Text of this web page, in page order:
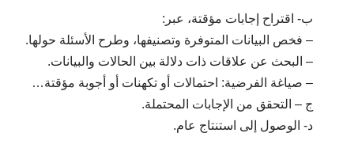
ب- اقتراح إجابات مؤقتة، عبر:
– فخص البيانات المتوفرة وتصنيفها، وطرح الأسئلة حولها.
– البحث عن علاقات ذات دلالة بين الحالات والبيانات.
– صياغة الفرضية: احتمالات أو تكهنات أو أجوبة مؤقتة…
ج – التحقق من الإجابات المحتملة.
د- الوصول إلى استنتاج عام.